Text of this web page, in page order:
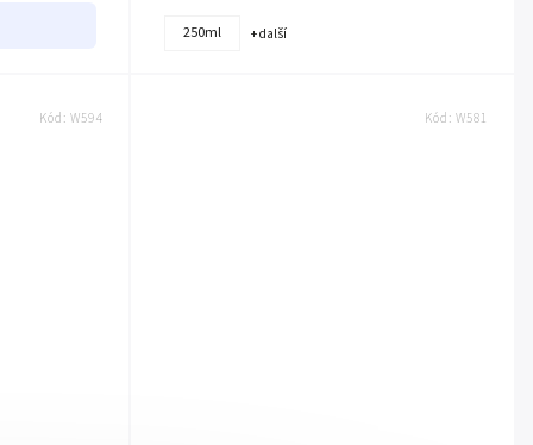
250ml + další
Kód: W594 Kód: W581